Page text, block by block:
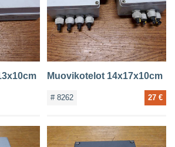
Muovikotelot 14x17x10cm
# 8262 27 €